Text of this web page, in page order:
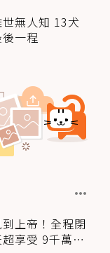
無人知 13犬
一程
上帝！全程閉
享受 9千萬人